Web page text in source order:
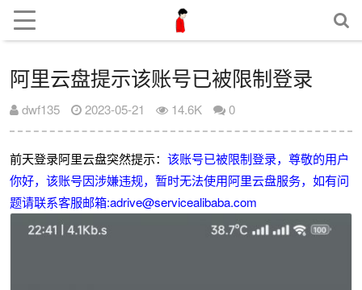
阿里云盘提示该账号已被限制登录
dwf135 2023-05-21 14.6K 0
前天登录阿里云盘突然提示：该账号已被限制登录，尊敬的用户
你好，该账号因涉嫌违规，暂时无法使用阿里云盘服务，如有问
题请联系客服邮箱:adrive@servicealibaba.com